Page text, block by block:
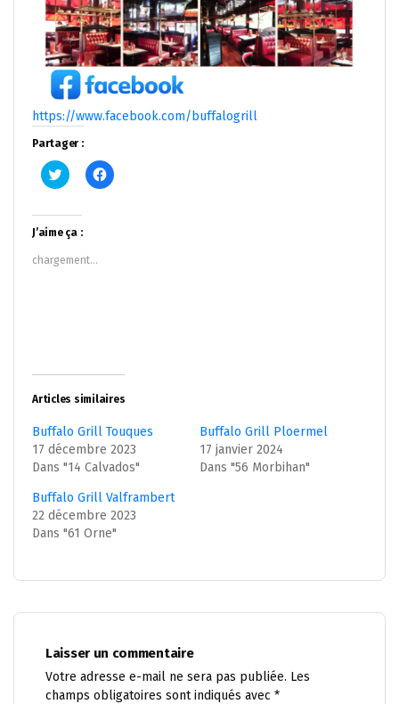
https://www.facebook.com/buffalogrill
Partager :
Cliquez
pour
Twitter(ouvre
dans
une
nouvelle
fenêtre)
Cliquez
pour
J’aime ça :
chargement…
Articles similaires
Buffalo Grill Touques
17 décembre 2023
Dans "14 Calvados"
Buffalo Grill Ploermel
17 janvier 2024
Dans "56 Morbihan"
Buffalo Grill Valframbert
22 décembre 2023
Dans "61 Orne"
Laisser un commentaire
Votre adresse e-mail ne sera pas publiée. Les
champs obligatoires sont indiqués avec *